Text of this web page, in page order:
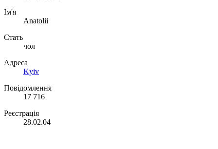
Ім'я
Anatolii
Стать
чол
Адреса
Kyiv
Повідомлення
17 716
Реєстрація
28.02.04